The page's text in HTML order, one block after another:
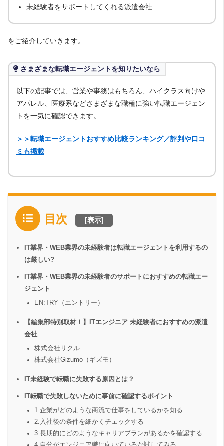
未経験者をサポートしてくれる派遣会社
をご紹介していきます。
さまざまな転職エージェントを知りたいなら
以下の記事では、営業や事務はもちろん、ハイクラス向けや
アパレル、医療系などさまざまな職種に強い転職エージェン
トを一気に確認できます。
＞＞転職エージェントおすすめ比較ランキング／評判や口コ
ミも掲載
目次 [表示]
IT業界・WEB業界の未経験者は転職エージェントを利用するの
は厳しい?
IT業界・WEB業界の未経験者のサポートにおすすめの転職エー
ジェント
EN:TRY（エントリー）
【編集部特別取材！】ITエンジニア 未経験者におすすめの派遣
会社
株式会社リクル
株式会社Gizumo（ギズモ）
IT未経験で転職に失敗する原因とは？
IT転職で失敗しないために事前に確認するポイント
1.企業がどのような商流で仕事をしているかを知る
2.入社後の条件を細かくチェックする
3.長期的にどのようなキャリアプランがあるかを確認する